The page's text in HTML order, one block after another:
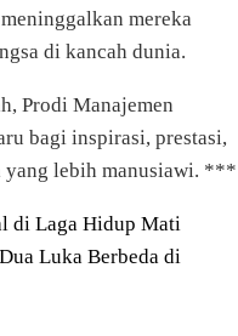
mereka
di kancah dunia.
Prodi Manajemen
bagi inspirasi, prestasi,
yang lebih manusiawi. ***
di Laga Hidup Mati
Luka Berbeda di